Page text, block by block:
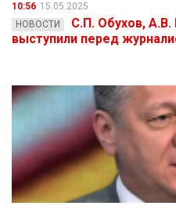
10:56 15.05.2025
НОВОСТИ
С.П. Обухов, А.В.
выступили перед